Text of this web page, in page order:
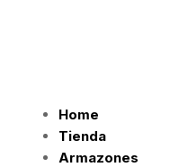
Home
Tienda
Armazones